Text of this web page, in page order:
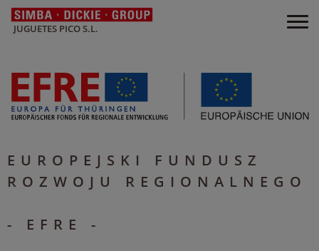
JUGUETES PICO S.L.
EUROPEJSKI FUNDUSZ
ROZWOJU REGIONALNEGO
- EFRE -